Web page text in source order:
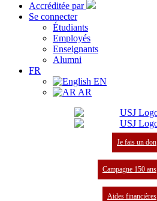
Accréditée par
Se connecter
Étudiants
Employés
Enseignants
Alumni
FR
EN
AR
Je fais un don
Campagne 150 ans
Aides financières